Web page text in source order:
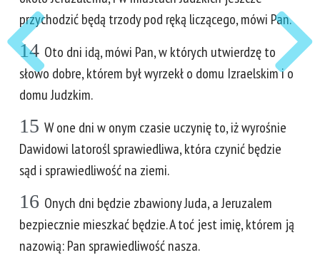
przychodzić będą trzody pod ręką liczącego, mówi Pan.
14 Oto dni idą, mówi Pan, w których utwierdzę to
słowo dobre, którem był wyrzekł o domu Izraelskim i o
domu Judzkim.
15 W one dni w onym czasie uczynię to, iż wyrośnie
Dawidowi latorośl sprawiedliwa, która czynić będzie
sąd i sprawiedliwość na ziemi.
16 Onych dni będzie zbawiony Juda, a Jeruzalem
bezpiecznie mieszkać będzie. A toć jest imię, którem ją
nazowią: Pan sprawiedliwość nasza.